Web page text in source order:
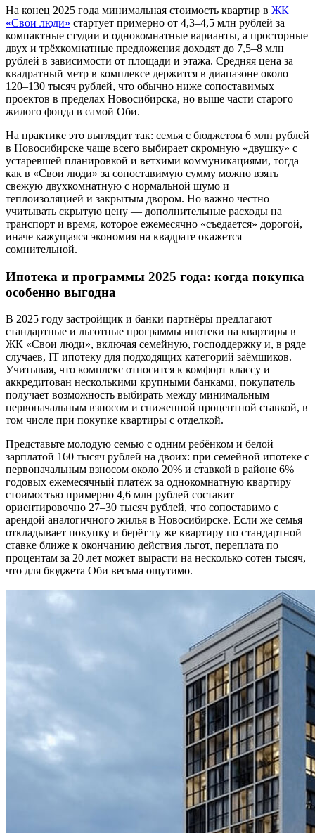
На конец 2025 года минимальная стоимость квартир в ЖК
«Свои люди» стартует примерно от 4,3–4,5 млн рублей за
компактные студии и однокомнатные варианты, а просторные
двух и трёхкомнатные предложения доходят до 7,5–8 млн
рублей в зависимости от площади и этажа. Средняя цена за
квадратный метр в комплексе держится в диапазоне около
120–130 тысяч рублей, что обычно ниже сопоставимых
проектов в пределах Новосибирска, но выше части старого
жилого фонда в самой Оби.
На практике это выглядит так: семья с бюджетом 6 млн рублей
в Новосибирске чаще всего выбирает скромную «двушку» с
устаревшей планировкой и ветхими коммуникациями, тогда
как в «Свои люди» за сопоставимую сумму можно взять
свежую двухкомнатную с нормальной шумо и
теплоизоляцией и закрытым двором. Но важно честно
учитывать скрытую цену — дополнительные расходы на
транспорт и время, которое ежемесячно «съедается» дорогой,
иначе кажущаяся экономия на квадрате окажется
сомнительной.
Ипотека и программы 2025 года: когда покупка
особенно выгодна
В 2025 году застройщик и банки партнёры предлагают
стандартные и льготные программы ипотеки на квартиры в
ЖК «Свои люди», включая семейную, господдержку и, в ряде
случаев, IT ипотеку для подходящих категорий заёмщиков.
Учитывая, что комплекс относится к комфорт классу и
аккредитован несколькими крупными банками, покупатель
получает возможность выбирать между минимальным
первоначальным взносом и сниженной процентной ставкой, в
том числе при покупке квартиры с отделкой.
Представьте молодую семью с одним ребёнком и белой
зарплатой 160 тысяч рублей на двоих: при семейной ипотеке с
первоначальным взносом около 20% и ставкой в районе 6%
годовых ежемесячный платёж за однокомнатную квартиру
стоимостью примерно 4,6 млн рублей составит
ориентировочно 27–30 тысяч рублей, что сопоставимо с
арендой аналогичного жилья в Новосибирске. Если же семья
откладывает покупку и берёт ту же квартиру по стандартной
ставке ближе к окончанию действия льгот, переплата по
процентам за 20 лет может вырасти на несколько сотен тысяч,
что для бюджета Оби весьма ощутимо.